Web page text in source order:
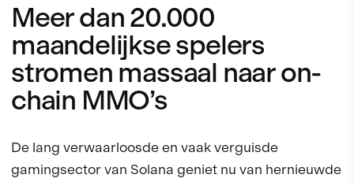
Meer dan 20.000
maandelijkse spelers
stromen massaal naar on-
chain MMO’s
De lang verwaarloosde en vaak verguisde
gamingsector van Solana geniet nu van hernieuwde